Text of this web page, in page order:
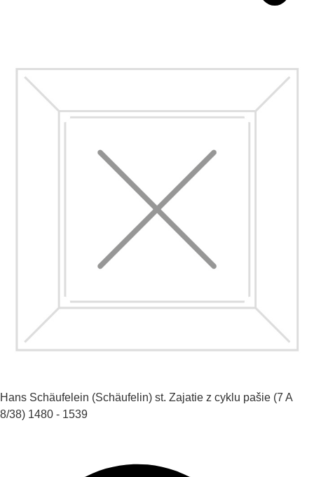
Hans Schäufelein (Schäufelin) st. Zajatie z cyklu pašie (7 A
8/38) 1480 - 1539